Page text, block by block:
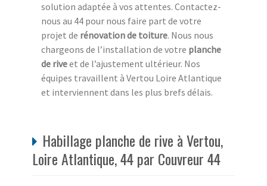
solution adaptée à vos attentes. Contactez-
nous au 44 pour nous faire part de votre
projet de rénovation de toiture. Nous nous
chargeons de l’installation de votre planche
de riveet de l’ajustement ultérieur. Nos
équipes travaillent à Vertou Loire Atlantique
et interviennent dans les plus brefs délais.
Habillage planche de rive à Vertou,
Loire Atlantique, 44 par Couvreur 44